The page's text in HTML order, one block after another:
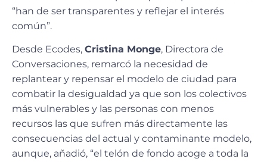
“han de ser transparentes y reflejar el interés
común”.
Desde Ecodes, Cristina Monge, Directora de
Conversaciones, remarcó la necesidad de
replantear y repensar el modelo de ciudad para
combatir la desigualdad ya que son los colectivos
más vulnerables y las personas con menos
recursos las que sufren más directamente las
consecuencias del actual y contaminante modelo,
aunque, añadió, “el telón de fondo acoge a toda la